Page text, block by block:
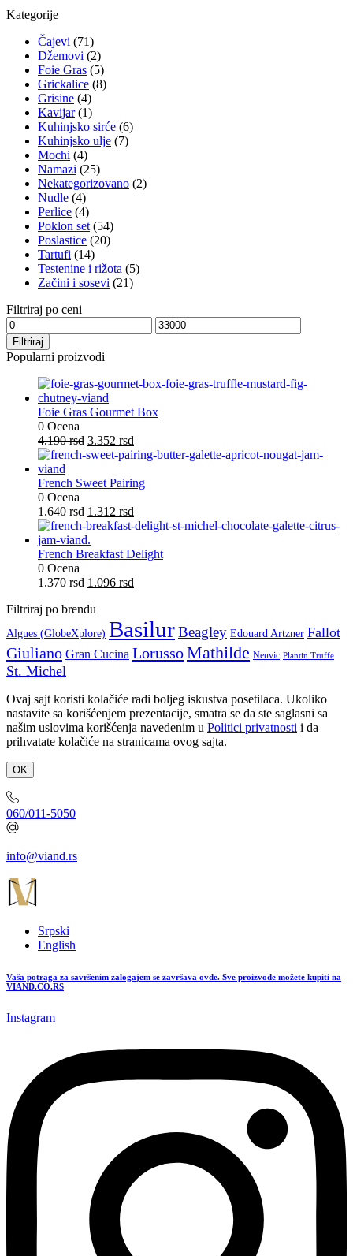
Kategorije
Čajevi (71)
Džemovi (2)
Foie Gras (5)
Grickalice (8)
Grisine (4)
Kavijar (1)
Kuhinjsko sirće (6)
Kuhinjsko ulje (7)
Mochi (4)
Namazi (25)
Nekategorizovano (2)
Nudle (4)
Perlice (4)
Poklon set (54)
Poslastice (20)
Tartufi (14)
Testenine i rižota (5)
Začini i sosevi (21)
Filtriraj po ceni
Minimalna
cena
Maksimalna
cena
Filtriraj
Popularni proizvodi
Foie Gras Gourmet Box
0 Ocena
4.190rsd Originalna
cena
bila:
3.352 rsd
cena
3.352 rsd.
French Sweet Pairing
0 Ocena
1.640rsd Originalna
cena
bila:
1.312 rsd
cena
1.312 rsd.
French Breakfast Delight
0 Ocena
1.370rsd Originalna
je
1.370 rsd.
1.096 rsd
1.096 rsd.
Filtriraj po brendu
Algues (GlobeXplore) BasilurBeagley Edouard Artzner Fallot
Giuliano Gran Cucina LorussoMathilde Neuvic Plantin Truffe
St. Michel
Ovaj sajt koristi kolačiće radi boljeg iskustva posetilaca. Ukoliko
nastavite sa korišćenjem prezentacije, smatra se da ste saglasni sa
našim uslovima korišćenja navedenim u Politici privatnosti i da
prihvatate kolačiće na stranicama ovog sajta.
OK
060/011-5050
info@viand.rs
Srpski
English
Vaša potraga za savršenim zalogajem se završava ovde. Sve proizvode možete kupiti na
VIAND.CO.RS
Instagram